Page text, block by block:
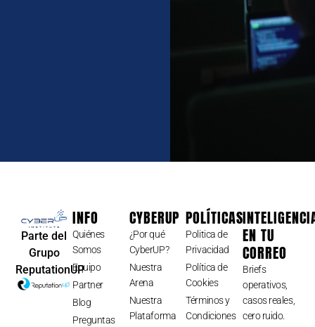
Parte del
Grupo
ReputationUP
INFO
Quiénes
Somos
Equipo
Partner
Blog
Preguntas
CYBERUP
¿Por qué
CyberUP?
Nuestra
Arena
Nuestra
Plataforma
POLÍTICAS
Politica de
Privacidad
Política de
Cookies
Términos y
Condiciones
EN TU
CORREO
Briefs
operativos,
casos reales,
cero ruido.